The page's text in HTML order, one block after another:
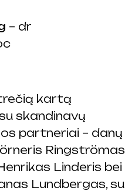
– dr
kartą
skandinavų
partneriai – danų
Ringströmas
Linderis bei
Lundbergas, su